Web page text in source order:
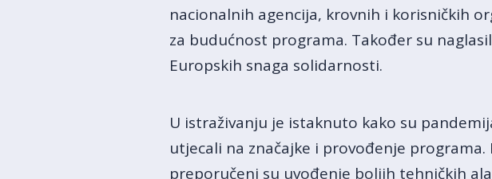
nacionalnih agencija, krovnih i korisničkih
za budućnost programa. Također su
Europskih snaga solidarnosti.
U istraživanju je istaknuto kako su
utjecali na značajke i provođenje
preporučeni su uvođenje boljih tehničkih